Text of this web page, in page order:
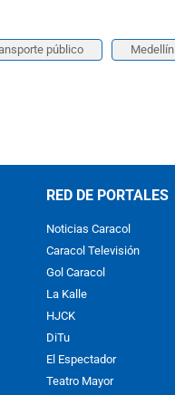
público Medellín
RED DE PORTALES
Noticias Caracol
Caracol Televisión
Gol Caracol
La Kalle
HJCK
DiTu
El Espectador
Teatro Mayor